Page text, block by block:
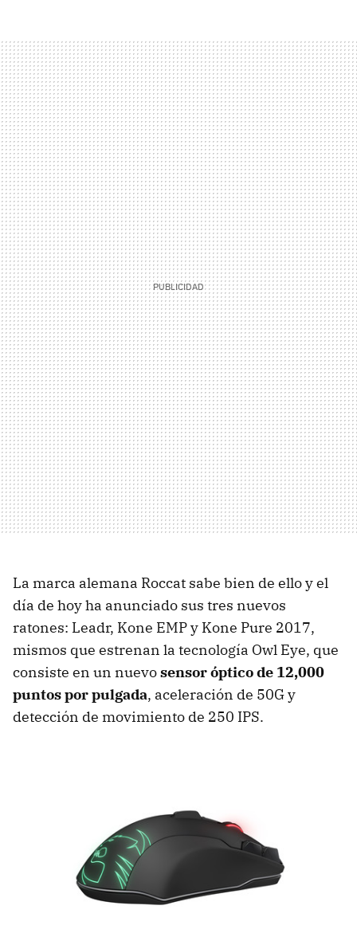
La marca alemana Roccat sabe bien de ello y el
día de hoy ha anunciado sus tres nuevos
ratones: Leadr, Kone EMP y Kone Pure 2017,
mismos que estrenan la tecnología Owl Eye, que
consiste en un nuevosensor óptico de 12,000
puntos por pulgada, aceleración de 50G y
detección de movimiento de 250 IPS.